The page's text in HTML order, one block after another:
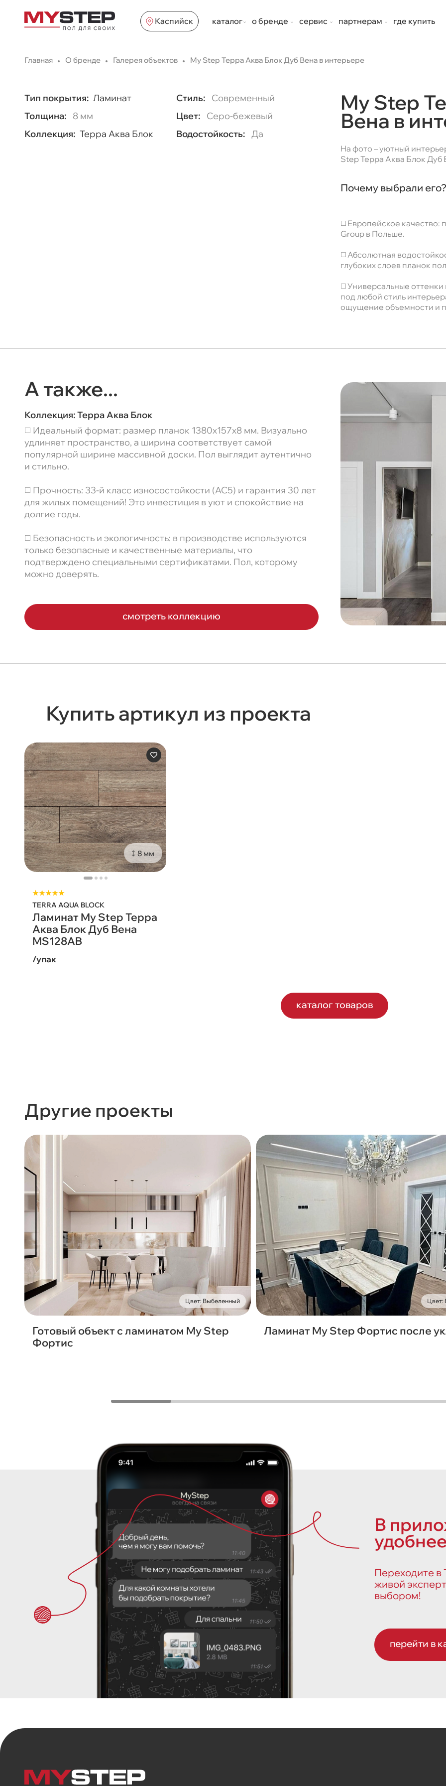
Каспийск каталог о бренде сервис партнерам где купить
Главная О бренде Галерея объектов My Step Терра Аква Блок Дуб Вена в интерьере
Тип покрытия: Ламинат Стиль:
Современный
Толщина:
8 мм Цвет:
Серо-бежевый
Коллекция: Терра Аква Блок Водостойкость: Да
My Step
Вена в
На фото – уютный
Step Терра Аква Блок Дуб
Почему выбрали его?
◻️ Европейское качество:
Group в Польше.
◻️ Абсолютная
глубоких слоев планок
◻️ Универсальные
под любой стиль
ощущение объемности и
А также...
Коллекция:Терра Аква Блок
◻️ Идеальный формат: размер планок 1380x157x8 мм. Визуально
удлиняет пространство, а ширина соответствует самой
популярной ширине массивной доски. Пол выглядит аутентично
и стильно.
◻️ Прочность: 33-й класс износостойкости (AC5) и гарантия 30 лет
для жилых помещений! Это инвестиция в уют и спокойствие на
долгие годы.
◻️ Безопасность и экологичность: в производстве используются
только безопасные и качественные материалы, что
подтверждено специальными сертификатами. Пол, которому
можно доверять.
смотреть коллекцию
Купить артикул из проекта
8 мм
★★★★★
TERRA AQUA BLOCK
Ламинат My Step Терра
Аква Блок Дуб Вена
MS128AB
/упак
каталог товаров
Другие проекты
Цвет: Выбеленный
Готовый объект с ламинатом My Step
Фортис
Цвет:
Ламинат My Step Фортис после
В
Переходите в
живой
выбором!
перейти в